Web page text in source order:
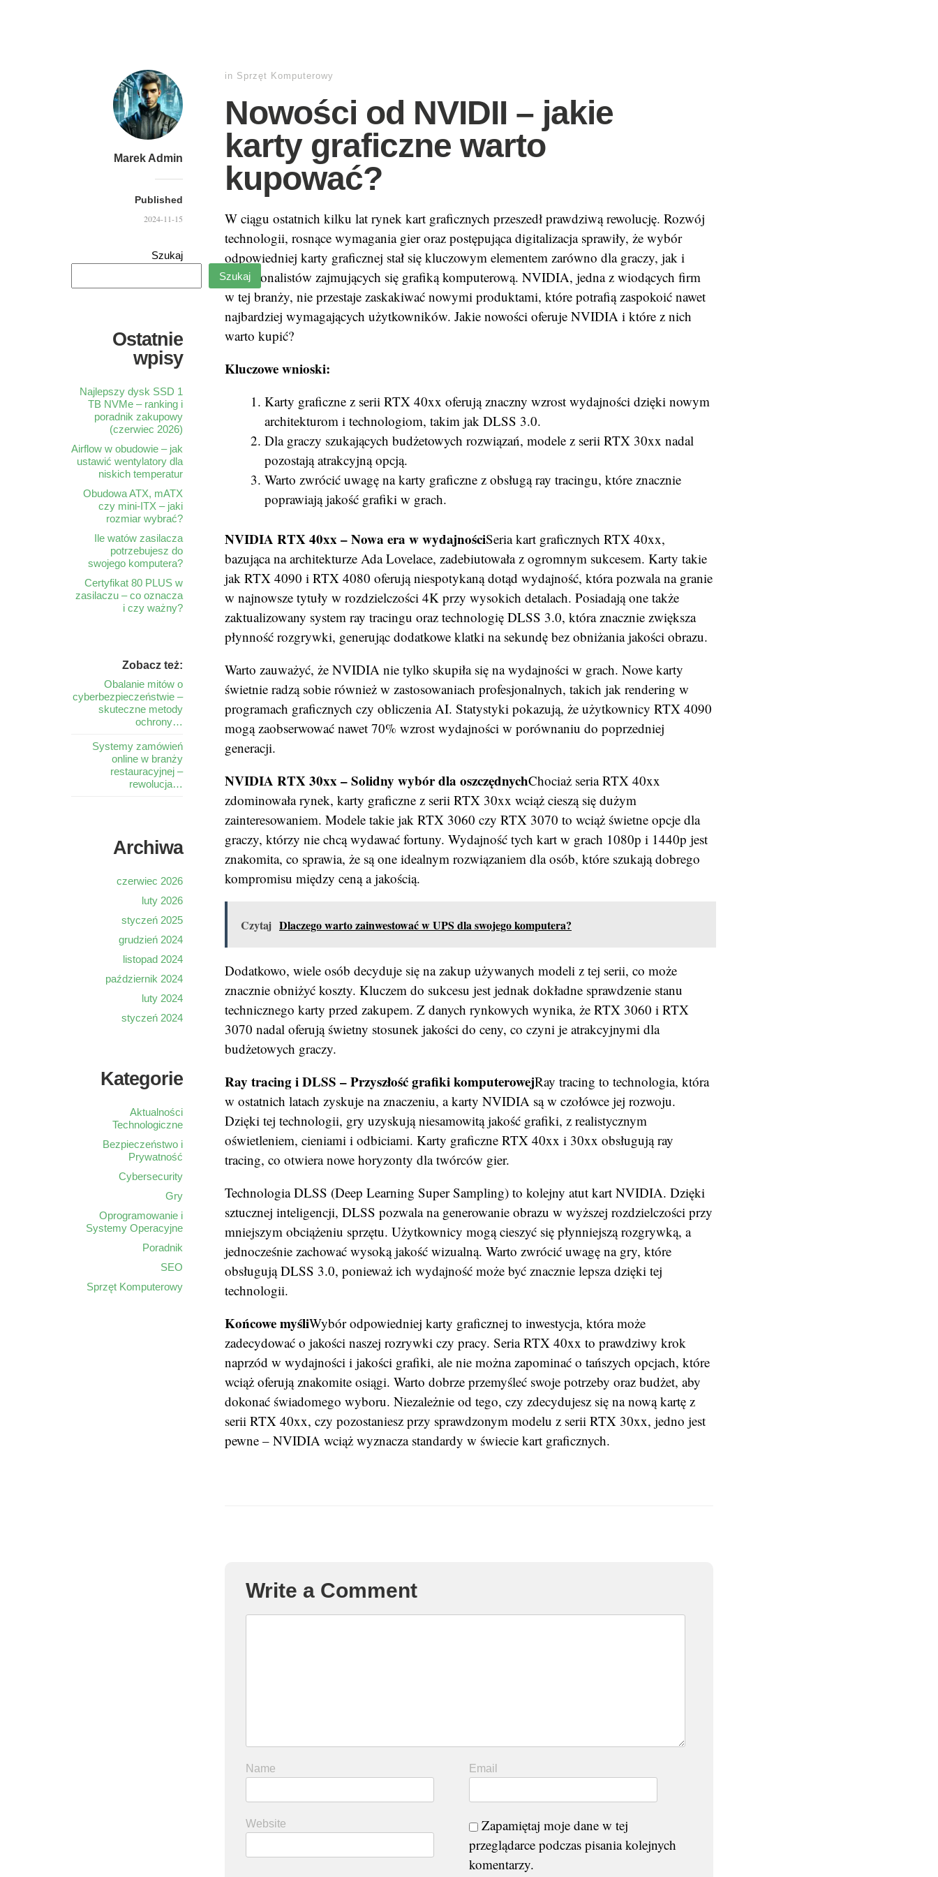
Marek Admin
Published
2024-11-15
in Sprzęt Komputerowy
Nowości od NVIDII – jakie
karty graficzne warto
kupować?
W ciągu ostatnich kilku lat rynek kart graficznych przeszedł prawdziwą rewolucję. Rozwój
technologii, rosnące wymagania gier oraz postępująca digitalizacja sprawiły, że wybór
odpowiedniej karty graficznej stał się kluczowym elementem zarówno dla graczy, jak i
profesjonalistów zajmujących się grafiką komputerową. NVIDIA, jedna z wiodących firm
w tej branży, nie przestaje zaskakiwać nowymi produktami, które potrafią zaspokoić nawet
najbardziej wymagających użytkowników. Jakie nowości oferuje NVIDIA i które z nich
warto kupić?
Kluczowe wnioski:
Karty graficzne z serii RTX 40xx oferują znaczny wzrost wydajności dzięki nowym
architekturom i technologiom, takim jak DLSS 3.0.
Dla graczy szukających budżetowych rozwiązań, modele z serii RTX 30xx nadal
pozostają atrakcyjną opcją.
Warto zwrócić uwagę na karty graficzne z obsługą ray tracingu, które znacznie
poprawiają jakość grafiki w grach.
NVIDIA RTX 40xx – Nowa era w wydajnościSeria kart graficznych RTX 40xx,
bazująca na architekturze Ada Lovelace, zadebiutowała z ogromnym sukcesem. Karty takie
jak RTX 4090 i RTX 4080 oferują niespotykaną dotąd wydajność, która pozwala na granie
w najnowsze tytuły w rozdzielczości 4K przy wysokich detalach. Posiadają one także
zaktualizowany system ray tracingu oraz technologię DLSS 3.0, która znacznie zwiększa
płynność rozgrywki, generując dodatkowe klatki na sekundę bez obniżania jakości obrazu.
Warto zauważyć, że NVIDIA nie tylko skupiła się na wydajności w grach. Nowe karty
świetnie radzą sobie również w zastosowaniach profesjonalnych, takich jak rendering w
programach graficznych czy obliczenia AI. Statystyki pokazują, że użytkownicy RTX 4090
mogą zaobserwować nawet 70% wzrost wydajności w porównaniu do poprzedniej
generacji.
NVIDIA RTX 30xx – Solidny wybór dla oszczędnychChociaż seria RTX 40xx
zdominowała rynek, karty graficzne z serii RTX 30xx wciąż cieszą się dużym
zainteresowaniem. Modele takie jak RTX 3060 czy RTX 3070 to wciąż świetne opcje dla
graczy, którzy nie chcą wydawać fortuny. Wydajność tych kart w grach 1080p i 1440p jest
znakomita, co sprawia, że są one idealnym rozwiązaniem dla osób, które szukają dobrego
kompromisu między ceną a jakością.
Czytaj Dlaczego warto zainwestować w UPS dla swojego komputera?
Dodatkowo, wiele osób decyduje się na zakup używanych modeli z tej serii, co może
znacznie obniżyć koszty. Kluczem do sukcesu jest jednak dokładne sprawdzenie stanu
technicznego karty przed zakupem. Z danych rynkowych wynika, że RTX 3060 i RTX
3070 nadal oferują świetny stosunek jakości do ceny, co czyni je atrakcyjnymi dla
budżetowych graczy.
Ray tracing i DLSS – Przyszłość grafiki komputerowejRay tracing to technologia, która
w ostatnich latach zyskuje na znaczeniu, a karty NVIDIA są w czołówce jej rozwoju.
Dzięki tej technologii, gry uzyskują niesamowitą jakość grafiki, z realistycznym
oświetleniem, cieniami i odbiciami. Karty graficzne RTX 40xx i 30xx obsługują ray
tracing, co otwiera nowe horyzonty dla twórców gier.
Technologia DLSS (Deep Learning Super Sampling) to kolejny atut kart NVIDIA. Dzięki
sztucznej inteligencji, DLSS pozwala na generowanie obrazu w wyższej rozdzielczości przy
mniejszym obciążeniu sprzętu. Użytkownicy mogą cieszyć się płynniejszą rozgrywką, a
jednocześnie zachować wysoką jakość wizualną. Warto zwrócić uwagę na gry, które
obsługują DLSS 3.0, ponieważ ich wydajność może być znacznie lepsza dzięki tej
technologii.
Końcowe myśliWybór odpowiedniej karty graficznej to inwestycja, która może
zadecydować o jakości naszej rozrywki czy pracy. Seria RTX 40xx to prawdziwy krok
naprzód w wydajności i jakości grafiki, ale nie można zapominać o tańszych opcjach, które
wciąż oferują znakomite osiągi. Warto dobrze przemyśleć swoje potrzeby oraz budżet, aby
dokonać świadomego wyboru. Niezależnie od tego, czy zdecydujesz się na nową kartę z
serii RTX 40xx, czy pozostaniesz przy sprawdzonym modelu z serii RTX 30xx, jedno jest
pewne – NVIDIA wciąż wyznacza standardy w świecie kart graficznych.
Write a Comment
Name Email
Website
Zapamiętaj moje dane w tej
przeglądarce podczas pisania kolejnych
komentarzy.
Szukaj
Szukaj
Ostatnie
wpisy
Najlepszy dysk SSD 1
TB NVMe – ranking i
poradnik zakupowy
(czerwiec 2026)
Airflow w obudowie – jak
ustawić wentylatory dla
niskich temperatur
Obudowa ATX, mATX
czy mini-ITX – jaki
rozmiar wybrać?
Ile watów zasilacza
potrzebujesz do
swojego komputera?
Certyfikat 80 PLUS w
zasilaczu – co oznacza
i czy ważny?
Zobacz też:
Obalanie mitów o
cyberbezpieczeństwie –
skuteczne metody
ochrony…
Systemy zamówień
online w branży
restauracyjnej –
rewolucja…
Archiwa
czerwiec 2026
luty 2026
styczeń 2025
grudzień 2024
listopad 2024
październik 2024
luty 2024
styczeń 2024
Kategorie
Aktualności
Technologiczne
Bezpieczeństwo i
Prywatność
Cybersecurity
Gry
Oprogramowanie i
Systemy Operacyjne
Poradnik
SEO
Sprzęt Komputerowy